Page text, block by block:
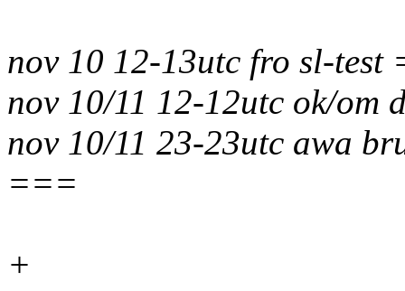
nov 10 12-13utc fro sl-test
nov 10/11 12-12utc ok/om
nov 10/11 23-23utc awa
===
+